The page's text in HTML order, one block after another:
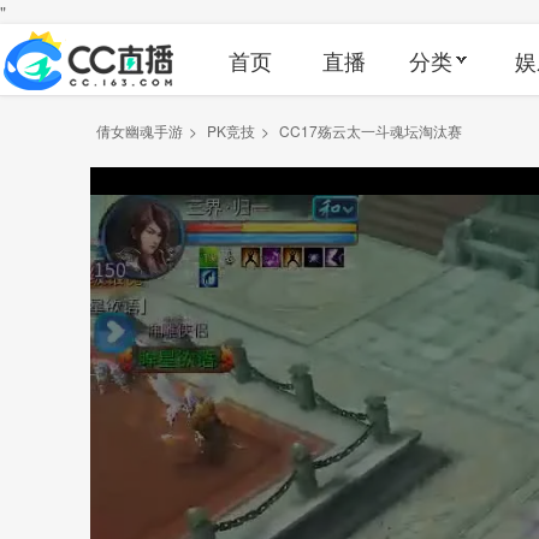
"
首页 直播 分类
倩女幽魂手游 > PK竞技 > CC17殇云太一斗魂坛淘汰赛